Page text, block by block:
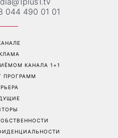
044 490 01 01
КАНАЛА 1+1
ПРОГРАММ